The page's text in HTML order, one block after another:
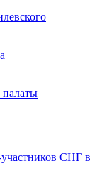
палаты
участников СНГ в